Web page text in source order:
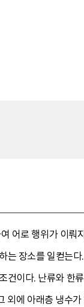
어로 행위가 이뤄
장소를 일컫는
건이다. 난류와 한
외에 아래층 냉수